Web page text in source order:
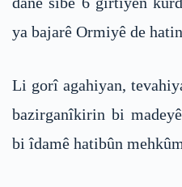
ya bajarê Ormiyê de
Li gorî agahiyan,
bazirganîkirin bi
bi îdamê hatibûn